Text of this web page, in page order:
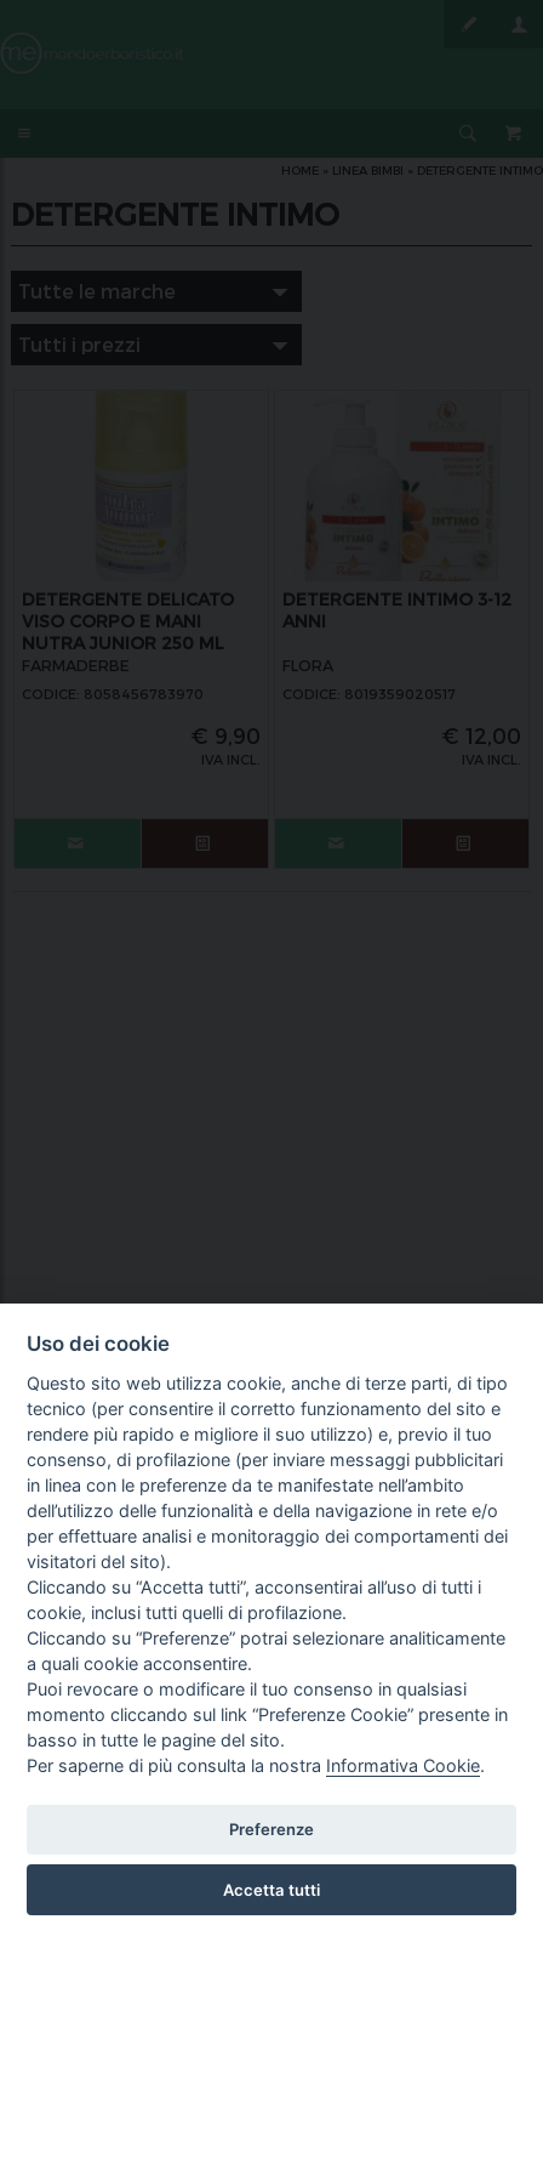
HOME » LINEA BIMBI » DETERGENTE INTIMO
DETERGENTE INTIMO
DETERGENTE DELICATO
VISO CORPO E MANI
NUTRA JUNIOR 250 ML
FARMADERBE
CODICE: 8058456783970
€ 9,90
IVA INCL.
DETERGENTE INTIMO 3-12
ANNI
FLORA
CODICE: 8019359020517
€ 12,00
IVA INCL.
CORSO ITALIA 97 - 87032 CAMPORA SAN GIOVANNI (CS)
3476518234
Uso dei cookie
Questo sito web utilizza cookie, anche di terze parti, di tipo
tecnico (per consentire il corretto funzionamento del sito e
rendere più rapido e migliore il suo utilizzo) e, previo il tuo
consenso, di profilazione (per inviare messaggi pubblicitari
in linea con le preferenze da te manifestate nell’ambito
dell’utilizzo delle funzionalità e della navigazione in rete e/o
per effettuare analisi e monitoraggio dei comportamenti dei
visitatori del sito).
Cliccando su “Accetta tutti”, acconsentirai all’uso di tutti i
cookie, inclusi tutti quelli di profilazione.
Cliccando su “Preferenze” potrai selezionare analiticamente
a quali cookie acconsentire.
Puoi revocare o modificare il tuo consenso in qualsiasi
momento cliccando sul link “Preferenze Cookie” presente in
basso in tutte le pagine del sito.
Per saperne di più consulta la nostra Informativa Cookie.
Preferenze
Accetta tutti